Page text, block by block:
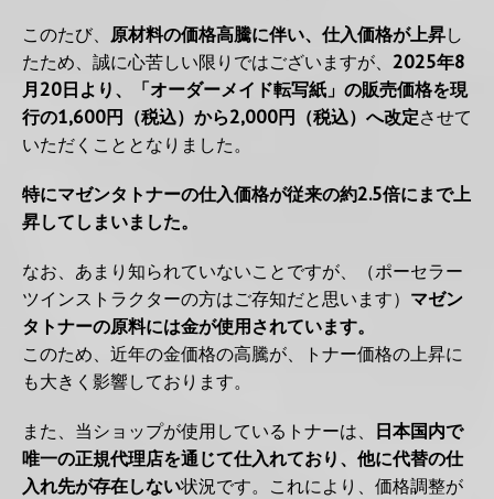
このたび、 原材料の価格高騰に伴い、仕入価格が上昇し
たため、誠に心苦しい限りではございますが、 2025年8
月20日より、「オーダーメイド転写紙」の販売価格を現
行の1,600円（税込）から2,000円（税込）へ改定させて
いただくこととなりました。
特にマゼンタトナーの仕入価格が従来の約2.5倍にまで上
昇してしまいました。
なお、あまり知られていないことですが、（ポーセラー
ツインストラクターの方はご存知だと思います） マゼン
タトナーの原料には金が使用されています。
このため、近年の金価格の高騰が、トナー価格の上昇に
も大きく影響しております。
また、当ショップが使用しているトナーは、
日本国内で
唯一の正規代理店を通じて仕入れており、他に代替の仕
入れ先が存在しない状況です。これにより、価格調整が